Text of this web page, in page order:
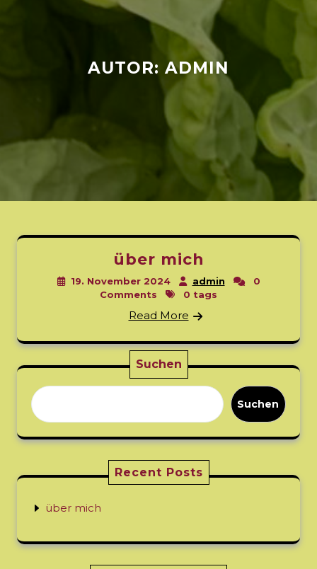
AUTOR: ADMIN
über mich
19. November 2024 admin
0
Comments
0 tags
Read More
Suchen
Suchen
Recent Posts
über mich